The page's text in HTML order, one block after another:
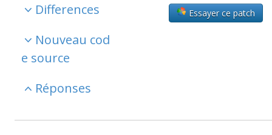
Essayer ce patch
Differences
Nouveau cod
e source
Réponses